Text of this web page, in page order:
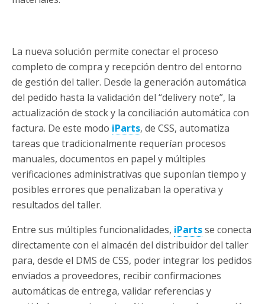
La nueva solución permite conectar el proceso
completo de compra y recepción dentro del entorno
de gestión del taller. Desde la generación automática
del pedido hasta la validación del “delivery note”, la
actualización de stock y la conciliación automática con
factura. De este modo iParts, de CSS, automatiza
tareas que tradicionalmente requerían procesos
manuales, documentos en papel y múltiples
verificaciones administrativas que suponían tiempo y
posibles errores que penalizaban la operativa y
resultados del taller.
Entre sus múltiples funcionalidades, iPartsse conecta
directamente con el almacén del distribuidor del taller
para, desde el DMS de CSS, poder integrar los pedidos
enviados a proveedores, recibir confirmaciones
automáticas de entrega, validar referencias y